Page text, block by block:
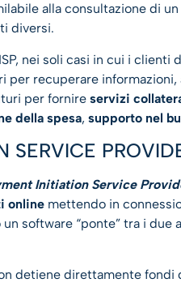
alla consultazione di un
diversi.
nei soli casi in cui i clienti
recuperare
per fornire servizi
della spesa, supporto nel
SERVICE
Initiation Service
online mettendo in
software “ponte” tra i due
detiene direttamente